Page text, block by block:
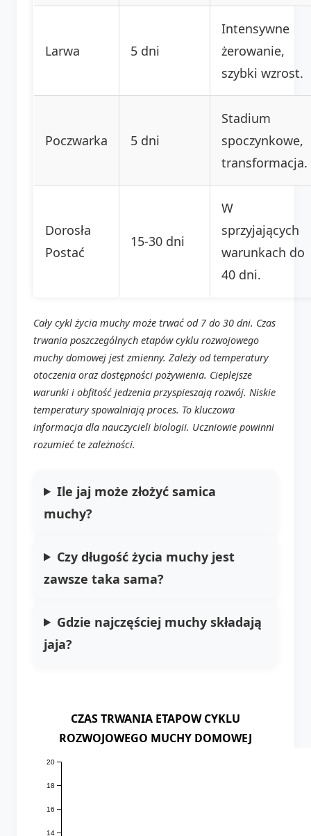
Larwa 5 dni
Intensywne
żerowanie,
szybki wzrost.
Poczwarka 5 dni
Stadium
spoczynkowe,
transformacja.
Dorosła
Postać
15-30 dni
W
sprzyjających
warunkach do
40 dni.
Cały cykl życia muchy może trwać od 7 do 30 dni. Czas
trwania poszczególnych etapów cyklu rozwojowego
muchy domowej jest zmienny. Zależy od temperatury
otoczenia oraz dostępności pożywienia. Cieplejsze
warunki i obfitość jedzenia przyspieszają rozwój. Niskie
temperatury spowalniają proces. To kluczowa
informacja dla nauczycieli biologii. Uczniowie powinni
rozumieć te zależności.
Ile jaj może złożyć samica
muchy?
Czy długość życia muchy jest
zawsze taka sama?
Gdzie najczęściej muchy składają
jaja?
CZAS TRWANIA ETAPOW CYKLU
ROZWOJOWEGO MUCHY DOMOWEJ
14
16
18
20